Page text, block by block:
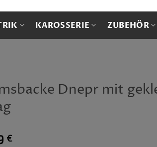
KAROSSERIE ZUBEHÖR
Dnepr mit
€